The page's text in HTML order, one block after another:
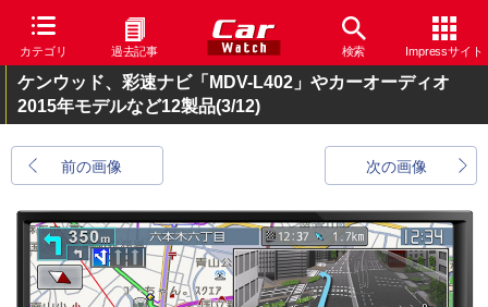
カテゴリ 過去記事 検索 Impressサイト
ケンウッド、彩速ナビ「MDV-L402」やカーオーディオ
2015年モデルなど12製品(3/12)
前の画像 次の画像